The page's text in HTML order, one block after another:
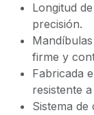
Longitud
precisión.
firme y
Fabricada
resistente
Sistema